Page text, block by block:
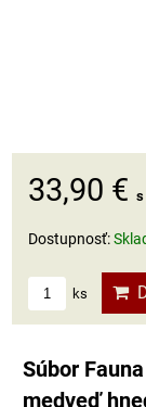
33,90 € s
Dostupnosť:
ks
Súbor
medveď